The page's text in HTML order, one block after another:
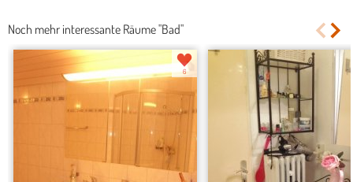
Noch mehr interessante Räume "Bad"
6